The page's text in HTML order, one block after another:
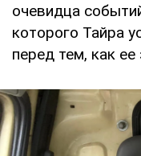
очевидца
которого Тайра
перед тем, как